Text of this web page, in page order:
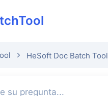
HeSoft Doc Batch Tool